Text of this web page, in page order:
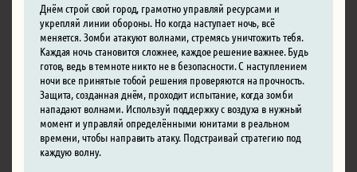
Днём строй свой город, грамотно управляй ресурсами и
укрепляй линии обороны. Но когда наступает ночь, всё
меняется. Зомби атакуют волнами, стремясь уничтожить тебя.
Каждая ночь становится сложнее, каждое решение важнее. Будь
готов, ведь в темноте никто не в безопасности. С наступлением
ночи все принятые тобой решения проверяются на прочность.
Защита, созданная днём, проходит испытание, когда зомби
нападают волнами. Используй поддержку с воздуха в нужный
момент и управляй определёнными юнитами в реальном
времени, чтобы направить атаку. Подстраивай стратегию под
каждую волну.